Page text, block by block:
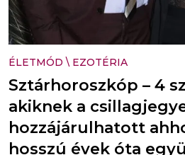
ÉLETMÓD \ EZOTÉRIA
Sztárhoroszkóp – 4
akiknek a
hozzájárulhatott
hosszú évek óta